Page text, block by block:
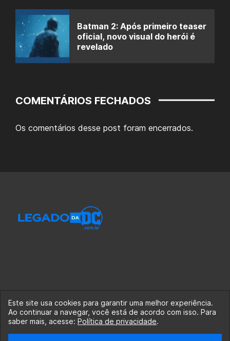
Batman 2: Após primeiro teaser
oficial, novo visual do herói é
revelado
COMENTÁRIOS FECHADOS
Os comentários desse post foram encerrados.
© 2020-2026 Legado da DC, uma empresa da Legado
Enterprises.
Este site usa cookies para garantir uma melhor experiência.
Ao continuar a navegar, você está de acordo com isso. Para
saber mais, acesse: Política de privacidade.